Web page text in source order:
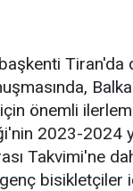
Tiran'da
önemli
2023-2024
Takvimi'ne
bisikletçiler